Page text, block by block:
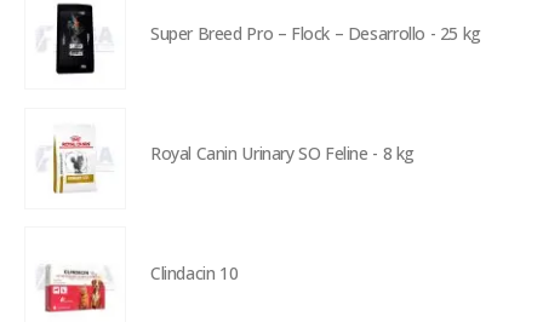
Super Breed Pro – Flock – Desarrollo - 25 kg
Royal Canin Urinary SO Feline - 8 kg
Clindacin 10